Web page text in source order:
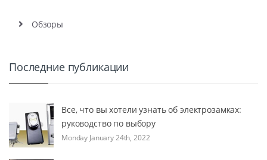
Обзоры
Последние публикации
Все, что вы хотели узнать об электрозамках:
руководство по выбору
Monday January 24th, 2022